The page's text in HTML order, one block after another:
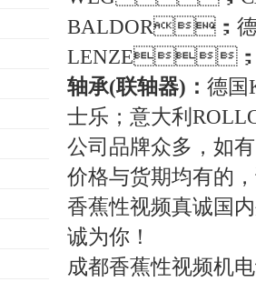
BALDOR；德
LENZE；德
轴承(联轴器)： 德
士乐；意大利
公司品牌众多，
价格与货期均有的
香蕉性视频真诚国内外
诚为你！
成都香蕉性视频机电